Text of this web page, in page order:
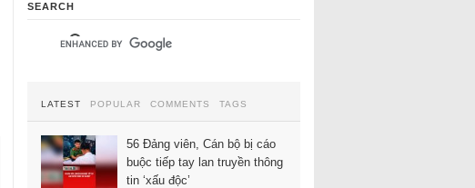
SEARCH
LATEST POPULAR COMMENTS TAGS
56 Đảng viên, Cán bộ bị cáo
buộc tiếp tay lan truyền thông
tin ‘xấu độc’